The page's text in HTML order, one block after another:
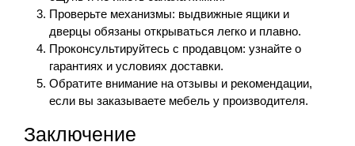
Проверьте механизмы: выдвижные ящики и
дверцы обязаны открываться легко и плавно.
Проконсультируйтесь с продавцом: узнайте о
гарантиях и условиях доставки.
Обратите внимание на отзывы и рекомендации,
если вы заказываете мебель у производителя.
Заключение